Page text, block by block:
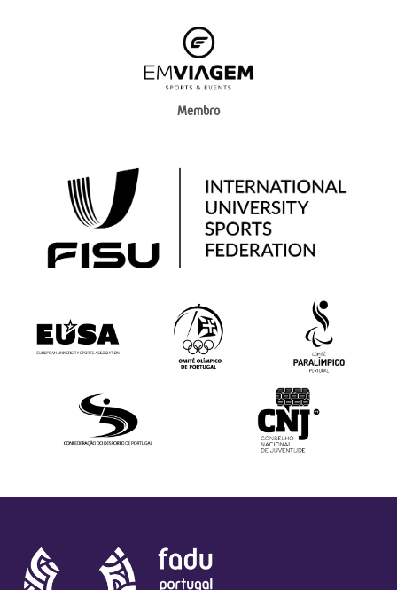
Membro